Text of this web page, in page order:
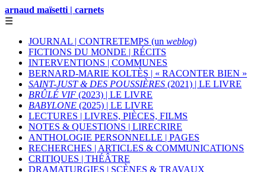
arnaud maïsetti | carnets
☰
JOURNAL | CONTRETEMPS (un weblog)
FICTIONS DU MONDE | RÉCITS
INTERVENTIONS | COMMUNES
BERNARD-MARIE KOLTÈS | « RACONTER BIEN »
SAINT-JUST & DES POUSSIÈRES (2021) | LE LIVRE
BRÛLÉ VIF (2023) | LE LIVRE
BABYLONE (2025) | LE LIVRE
LECTURES | LIVRES, PIÈCES, FILMS
NOTES & QUESTIONS | LIRECRIRE
ANTHOLOGIE PERSONNELLE | PAGES
RECHERCHES | ARTICLES & COMMUNICATIONS
CRITIQUES | THÉÂTRE
DRAMATURGIES | SCÈNES & TRAVAUX